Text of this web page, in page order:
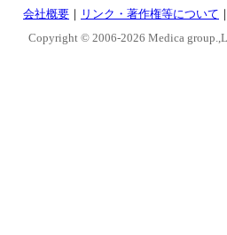
会社概要 ｜ リンク・著作権等について
Copyright © 2006-2026 Medica